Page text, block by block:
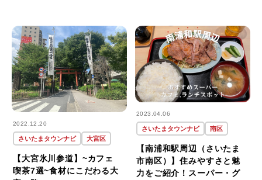
2022.12.20
さいたまタウンナビ 大宮区
【大宮氷川参道】~カフェ
喫茶7選~食材にこだわる大
2023.04.06
さいたまタウンナビ 南区
【南浦和駅周辺（さいたま
市南区）】住みやすさと魅
力をご紹介！スーパー・グ